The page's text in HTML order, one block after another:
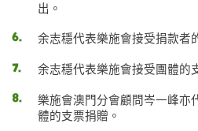
出。
余志穩代表樂施會接受捐款者
余志穩代表樂施會接受團體的
樂施會澳門分會顧問岑一峰亦
體的支票捐贈。